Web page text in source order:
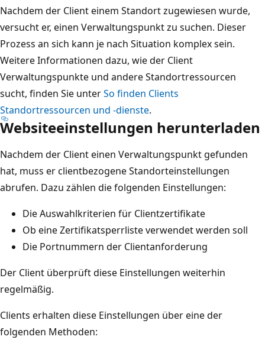
Nachdem der Client einem Standort zugewiesen wurde,
versucht er, einen Verwaltungspunkt zu suchen. Dieser
Prozess an sich kann je nach Situation komplex sein.
Weitere Informationen dazu, wie der Client
Verwaltungspunkte und andere Standortressourcen
sucht, finden Sie unterSo finden Clients
Standortressourcen und -dienste.
Websiteeinstellungen herunterladen
Nachdem der Client einen Verwaltungspunkt gefunden
hat, muss er clientbezogene Standorteinstellungen
abrufen. Dazu zählen die folgenden Einstellungen:
Die Auswahlkriterien für Clientzertifikate
Ob eine Zertifikatsperrliste verwendet werden soll
Die Portnummern der Clientanforderung
Der Client überprüft diese Einstellungen weiterhin
regelmäßig.
Clients erhalten diese Einstellungen über eine der
folgenden Methoden: